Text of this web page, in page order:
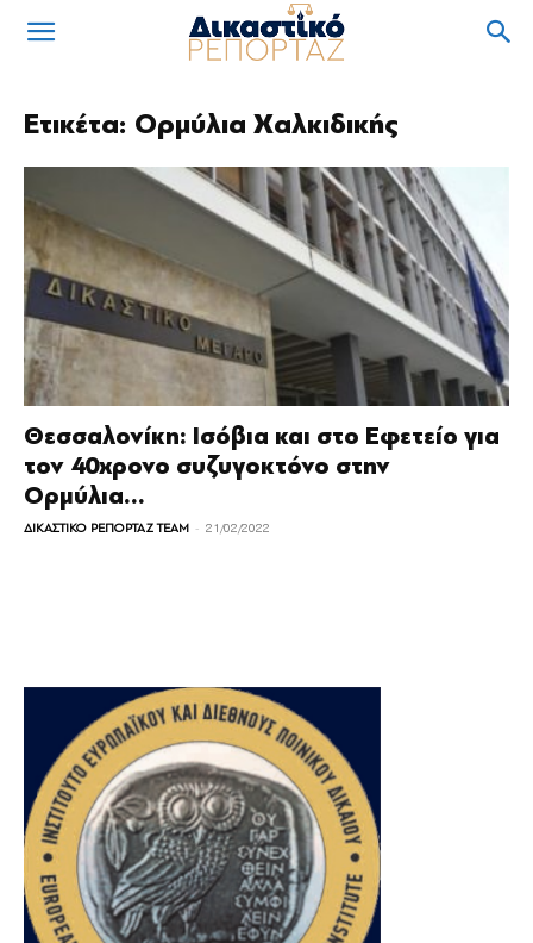
Ετικέτα: Ορμύλια Χαλκιδικής
Θεσσαλονίκη: Ισόβια και στο Εφετείο για
τον 40χρονο συζυγοκτόνο στην
Ορμύλια...
ΔΙΚΑΣΤΙΚΟ ΡΕΠΟΡΤΑΖ TEAM - 21/02/2022